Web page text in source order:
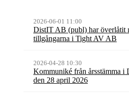
2026-06-01 11:00
DistIT AB (publ) har överlåtit
tillgångarna i Tight AV AB
2026-04-28 10:30
Kommuniké från årsstämma
den 28 april 2026